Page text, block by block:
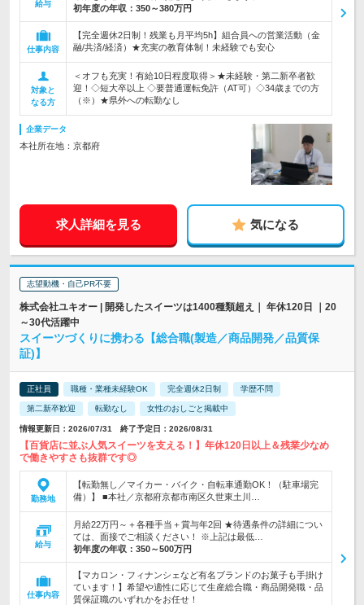
給与
初年度の年収： 350～380万円
仕事内容
【完全週休2日制！残業も月平均5h】組合員への営業活動（金
融/共済/経済）★充実の教育体制！未経験でも安心
対象と
なる方
＜オフも充実！有給10日程度取得＞★未経験・第二新卒者歓
迎！◇短大卒以上 ◇要普通運転免許（AT可）◇34歳までの方
（※）★県外への転勤なし
企業データ
本社所在地：京都府
求人詳細を見る 気になる
志望動機・自己PR不要
株式会社ユキオー | 開発したスイーツは1400種類超え｜ 年休120日 ｜20
～30代活躍中
スイーツづくりに携わる【総合職(製造／商品開発／品質保
証)】
正社員 職種・業種未経験OK 完全週休2日制 学歴不問
第二新卒歓迎 転勤なし 女性のおしごと掲載中
情報更新日：2026/07/31 終了予定日：2026/08/31
【百貨店に並ぶ人気スイーツを支える！】年休120日以上＆残業少なめ
で働きやすさも抜群です◎
勤務地
【転勤無し／マイカー・バイク・自転車通勤OK！（駐車場完
備）】 ■本社／京都府京都市南区久世東土川…
給与
月給22万円～＋各種手当＋賞与年2回 ★待遇条件の詳細につい
ては、面接でご相談ください！ ※上記は最低…
初年度の年収： 350～500万円
仕事内容
【マカロン・フィナンシェなど有名ブランドのお菓子も手掛け
ています！】希望や適性に応じて生産総合職・商品開発職・品
質保証職のいずれかをお任せ！